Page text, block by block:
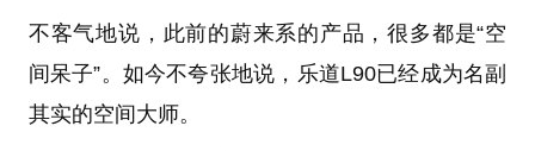
不客气地说，此前的蔚来系的产品，很多都是“空
间呆子”。如今不夸张地说，乐道L90已经成为名副
其实的空间大师。